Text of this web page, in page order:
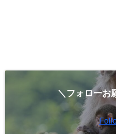
＼フォローお